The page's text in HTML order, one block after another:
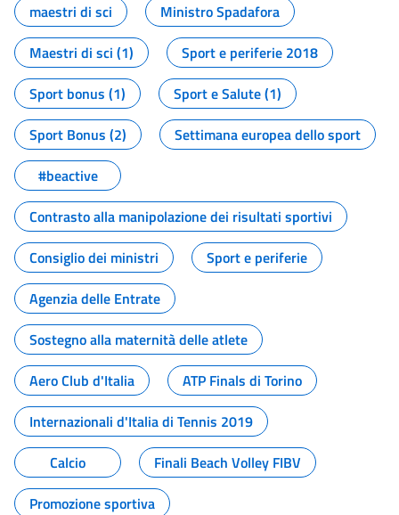
maestri di sci
Ministro Spadafora
Maestri di sci (1)
Sport e periferie 2018
Sport bonus (1)
Sport e Salute (1)
Sport Bonus (2)
Settimana europea dello sport
#beactive
Contrasto alla manipolazione dei risultati sportivi
Consiglio dei ministri
Sport e periferie
Agenzia delle Entrate
Sostegno alla maternità delle atlete
Aero Club d'Italia
ATP Finals di Torino
Internazionali d'Italia di Tennis 2019
Calcio
Finali Beach Volley FIBV
Promozione sportiva